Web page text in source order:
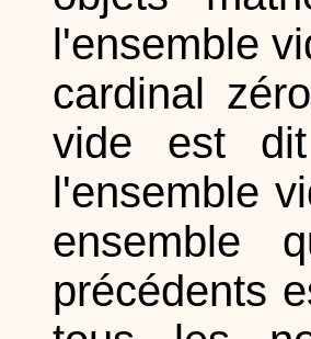
l'ensemble
cardinal
vide est
l'ensemble
ensemble
précédents